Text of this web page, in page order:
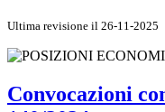
Ultima revisione il 26-11-2025
Convocazioni